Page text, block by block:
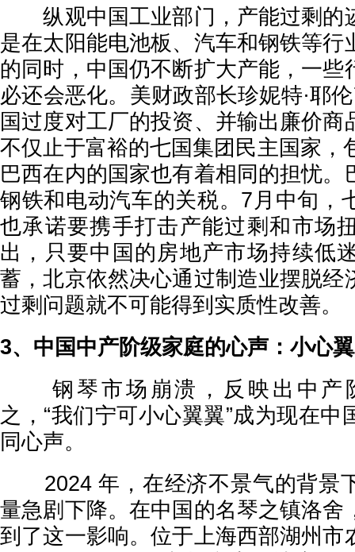
纵观中国工业部门，产能过剩的
是在太阳能电池板、汽车和钢铁等行
的同时，中国仍不断扩大产能，一些
必还会恶化。美财政部长珍妮特·耶
国过度对工厂的投资、并输出廉价商
不仅止于富裕的七国集团民主国家，
巴西在内的国家也有着相同的担忧。
钢铁和电动汽车的关税。7月中旬，
也承诺要携手打击产能过剩和市场
出，只要中国的房地产市场持续低
蓄，北京依然决心通过制造业摆脱经
过剩问题就不可能得到实质性改善。
3、中国中产阶级家庭的心声：小心
钢琴市场崩溃，反映出中产
之，“我们宁可小心翼翼”成为现在中
同心声。
2024 年，在经济不景气的背景
量急剧下降。在中国的名琴之镇洛舍
到了这一影响。位于上海西部湖州市